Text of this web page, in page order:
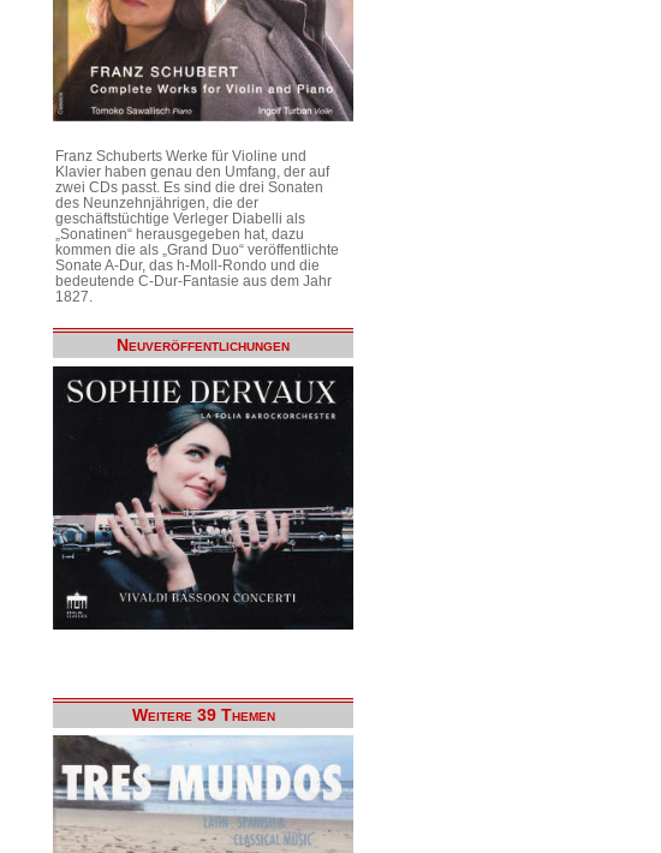
Franz Schuberts Werke für Violine und
Klavier haben genau den Umfang, der auf
zwei CDs passt. Es sind die drei Sonaten
des Neunzehnjährigen, die der
geschäftstüchtige Verleger Diabelli als
„Sonatinen“ herausgegeben hat, dazu
kommen die als „Grand Duo“ veröffentlichte
Sonate A-Dur, das h-Moll-Rondo und die
bedeutende C-Dur-Fantasie aus dem Jahr
1827.
Neuveröffentlichungen
Weitere 39 Themen